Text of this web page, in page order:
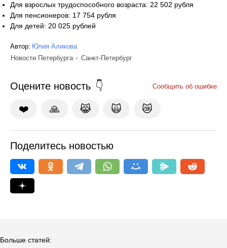
Для взрослых трудоспособного возраста: 22 502 рубля
Для пенсионеров: 17 754 рубля
Для детей: 20 025 рублей
Автор: Юлия Аликова
Новости Петербурга
Санкт-Петербург
Оцените новость Сообщить об ошибке
❤️ 🙏 😹 🙀 😿
Поделитесь новостью
Больше статей: